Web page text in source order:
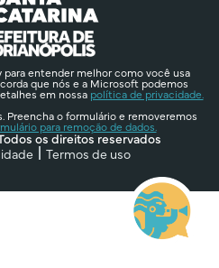
entender melhor como você usa
que nós e a Microsoft podemos
em nossa política de privacidade.
Preencha o formulário e removeremos
para remoção de dados.
os direitos reservados
Termos de uso